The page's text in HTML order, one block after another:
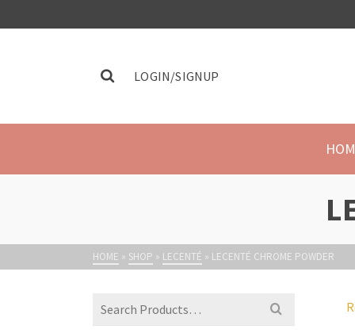
LOGIN/SIGNUP
HOME » SHOP » LECENTÉ » LECENTÉ CHROME POWDER